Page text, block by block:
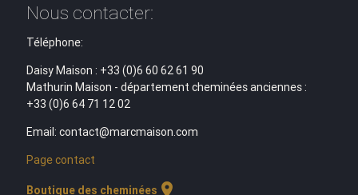
Nous contacter:
Téléphone:
Daisy Maison : +33 (0)6 60 62 61 90
Mathurin Maison - département cheminées anciennes :
+33 (0)6 64 71 12 02
Email: contact@marcmaison.com
Page contact
Boutique des cheminées location_on